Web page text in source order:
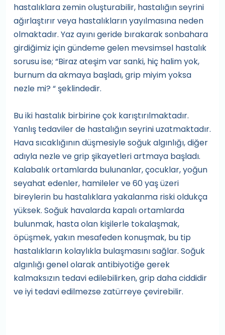
hastalıklara zemin oluşturabilir, hastalığın seyrini
ağırlaştırır veya hastalıkların yayılmasına neden
olmaktadır. Yaz ayını geride bırakarak sonbahara
girdiğimiz için gündeme gelen mevsimsel hastalık
sorusu ise; “Biraz ateşim var sanki, hiç halim yok,
burnum da akmaya başladı, grip miyim yoksa
nezle mi? “ şeklindedir.
Bu iki hastalık birbirine çok karıştırılmaktadır.
Yanlış tedaviler de hastalığın seyrini uzatmaktadır.
Hava sıcaklığının düşmesiyle soğuk algınlığı, diğer
adıyla nezle ve grip şikayetleri artmaya başladı.
Kalabalık ortamlarda bulunanlar, çocuklar, yoğun
seyahat edenler, hamileler ve 60 yaş üzeri
bireylerin bu hastalıklara yakalanma riski oldukça
yüksek. Soğuk havalarda kapalı ortamlarda
bulunmak, hasta olan kişilerle tokalaşmak,
öpüşmek, yakın mesafeden konuşmak, bu tip
hastalıkların kolaylıkla bulaşmasını sağlar. Soğuk
algınlığı genel olarak antibiyotiğe gerek
kalmaksızın tedavi edilebilirken, grip daha ciddidir
ve iyi tedavi edilmezse zatürreye çevirebilir.